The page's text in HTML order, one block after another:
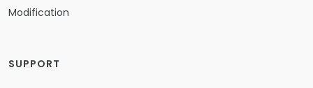
Modification
SUPPORT